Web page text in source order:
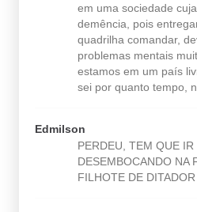
em uma sociedade
demência, pois
quadrilha comandar,
problemas mentais
estamos em um país
sei por quanto tempo,
Edmilson
PERDEU, TEM QUE IR
DESEMBOCANDO NA
FILHOTE DE